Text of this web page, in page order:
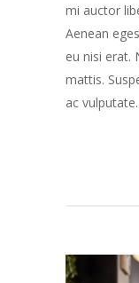
mi auctor
Aenean
eu nisi erat.
mattis.
ac